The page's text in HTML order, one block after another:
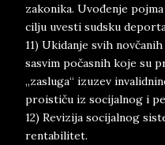
zakonika. Uvođenje
cilju uvesti sudsku
11) Ukidanje svih
sasvim počasnih koje su
„zasluga“ izuzev
proističu iz socijalnog i
12) Revizija socijalnog
rentabilitet.